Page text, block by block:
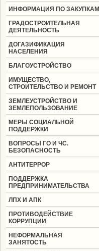
ИНФОРМАЦИЯ ПО ЗАКУПКАМ
ГРАДОСТРОИТЕЛЬНАЯ
ДЕЯТЕЛЬНОСТЬ
ДОГАЗИФИКАЦИЯ
НАСЕЛЕНИЯ
БЛАГОУСТРОЙСТВО
ИМУЩЕСТВО,
СТРОИТЕЛЬСТВО И РЕМОНТ
ЗЕМЛЕУСТРОЙСТВО И
ЗЕМЛЕПОЛЬЗОВАНИЕ
МЕРЫ СОЦИАЛЬНОЙ
ПОДДЕРЖКИ
ВОПРОСЫ ГО И ЧС.
БЕЗОПАСНОСТЬ
АНТИТЕРРОР
ПОДДЕРЖКА
ПРЕДПРИНИМАТЕЛЬСТВА
ЛПХ И АПК
ПРОТИВОДЕЙСТВИЕ
КОРРУПЦИИ
НЕФОРМАЛЬНАЯ
ЗАНЯТОСТЬ